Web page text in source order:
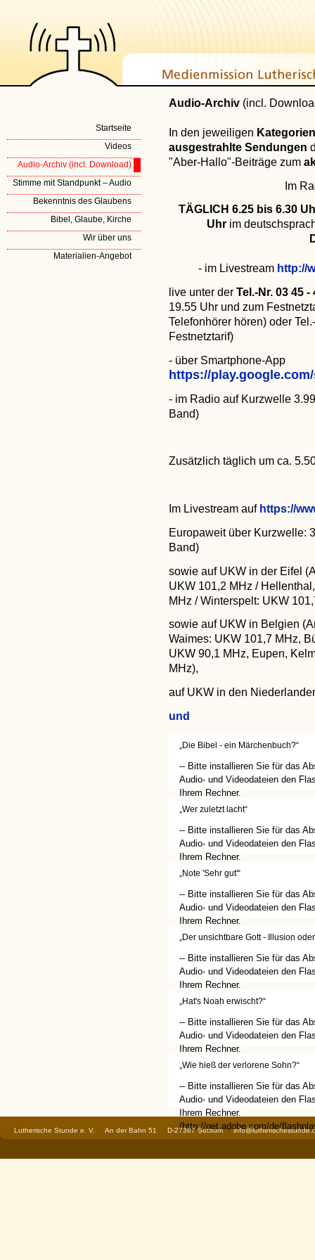
Audio-Archiv (incl.
In den jeweiligen Kategorien
ausgestrahlte Sendungen
"Aber-Hallo"-Beiträge zum
Im
TÄGLICH 6.25 bis 6.30
Uhr im
- im Livestream http://
live unter der Tel.-Nr. 03 45 -
19.55 Uhr und zum
Telefonhörer hören) oder
Festnetztarif)
- über Smartphone-App
https://
- im Radio auf Kurzwelle
Band)
Zusätzlich täglich um ca.
Im Livestream auf https://
Europaweit über Kurzwelle:
Band)
sowie auf UKW in der Eifel
UKW 101,2 MHz /
MHz / Winterspelt: UKW
sowie auf UKW in Belgien
Waimes: UKW 101,7 MHz,
UKW 90,1 MHz, Eupen,
MHz),
auf UKW in den
und
„Die Bibel - ein Märchenbuch?“
-- Bitte installieren Sie für das
Audio- und Videodateien den
Ihrem Rechner.
(http://get.adobe.com/de/
„Wer zuletzt lacht“
-- Bitte installieren Sie für das
Audio- und Videodateien den
Ihrem Rechner.
(http://get.adobe.com/de/
„Note 'Sehr gut'“
-- Bitte installieren Sie für das
Audio- und Videodateien den
Ihrem Rechner.
(http://get.adobe.com/de/
„Der unsichtbare Gott - Illusion
-- Bitte installieren Sie für das
Audio- und Videodateien den
Ihrem Rechner.
(http://get.adobe.com/de/
„Hat's Noah erwischt?“
-- Bitte installieren Sie für das
Audio- und Videodateien den
Ihrem Rechner.
(http://get.adobe.com/de/
„Wie hieß der verlorene Sohn?“
-- Bitte installieren Sie für das
Audio- und Videodateien den
Ihrem Rechner.
(http://get.adobe.com/de/
Startseite
Videos
Audio-Archiv (incl. Download)
Stimme mit Standpunkt – Audio
Bekenntnis des Glaubens
Bibel, Glaube, Kirche
Wir über uns
Materialien-Angebot
Lutherische Stunde e. V. An der Bahn 51 D-27367 Sottrum